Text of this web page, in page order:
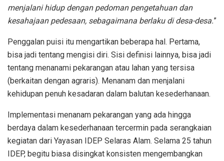
menjalani hidup dengan pedoman pengetahuan dan
kesahajaan pedesaan, sebagaimana berlaku di desa-desa.”
Penggalan puisi itu mengartikan beberapa hal. Pertama,
bisa jadi tentang mengisi diri. Sisi definisi lainnya, bisa jadi
tentang menanami pekarangan atau lahan yang tersisa
(berkaitan dengan agraris). Menanam dan menjalani
kehidupan penuh kesadaran dalam balutan kesederhanaan.
Implementasi menanam pekarangan yang ada hingga
berdaya dalam kesederhanaan tercermin pada serangkaian
kegiatan dari Yayasan IDEP Selaras Alam. Selama 25 tahun
IDEP, begitu biasa disingkat konsisten mengembangkan